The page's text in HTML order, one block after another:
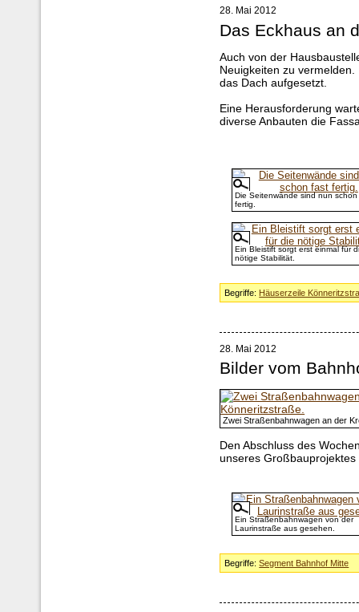
28. Mai 2012
Das Eckhaus an
Auch von der
Neuigkeiten zu
das Dach aufgesetzt.
Eine Herausforderung
diverse Anbauten die
Die Seitenwände sind nun schon
fertig.
Ein Bleistift sorgt erst einmal für
nötige Stabilität.
Begriffe: Häuserzeile
28. Mai 2012
Bilder vom
Zwei Straßenbahnwagen an der
Den Abschluss des
unseres
Ein Straßenbahnwagen von der
Laurinstraße aus gesehen.
Begriffe:Segment Bahnhof Mitte